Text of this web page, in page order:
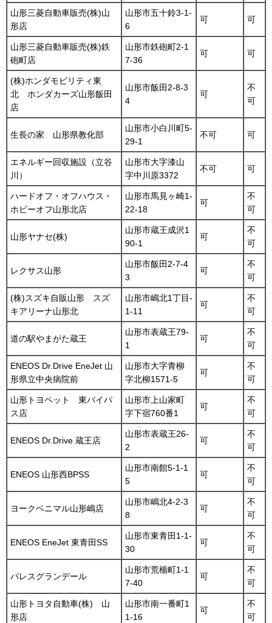
山形三菱自動車販売(株)山
形店
山形市五十鈴3-1-
6
可 可
山形三菱自動車販売(株)鉄
砲町店
山形市鉄砲町2-1
7-36
可 可
(株)ホンダモビリティ東
北 ホンダカーズ山形飯田
店
山形市飯田2-8-3
4
可
不
可
生長の家 山形県教化部
山形市小白川町5-
29-1
不可 可
エネルギー回収施設（立谷
川）
山形市大字漆山
字中川原3372
不可 可
ハードオフ・オフハウス・
ホビーオフ山形北店
山形市馬見ヶ崎1-
22-18
可
不
可
山形ヤナセ(株)
山形市蔵王成沢1
90-1
可
不
可
レクサス山形
山形市飯田2-7-4
3
可
不
可
(株)スズキ自販山形 スズ
キアリーナ山形北
山形市嶋北1丁目-
1-11
可
不
可
道の駅やまがた蔵王
山形市表蔵王79-
1
可
不
可
ENEOS Dr.Drive EneJet 山
形県立中央病院前
山形市大字青柳
字北柳1571-5
可
不
可
山形トヨペット 東バイパ
ス店
山形市上山家町
字下宿760番1
可
不
可
ENEOS Dr.Drive 蔵王店
山形市表蔵王26-
2
可
不
可
ENEOS 山形西BPSS
山形市南館5-1-1
5
可
不
可
ヨークベニマル山形嶋店
山形市嶋北4-2-3
8
可
不
可
ENEOS EneJet 東青田SS
山形市東青田1-1-
30
可
不
可
パレスグランデール
山形市荒楯町1-1
7-40
可
不
可
山形トヨタ自動車(株) 山
形店
山形市南一番町1
1-16
可
不
可